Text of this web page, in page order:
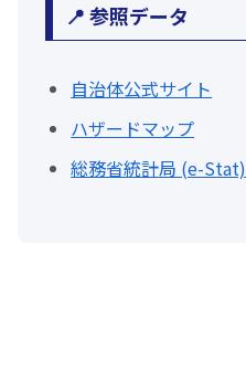
📍 参照データ
自治体公式サイト
ハザードマップ
総務省統計局 (e-Stat)